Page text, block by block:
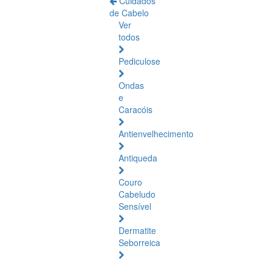
de Cabelo
Ver
todos
Pediculose
Ondas
e
Caracóis
Antienvelhecimento
Antiqueda
Couro
Cabeludo
Sensível
Dermatite
Seborreica